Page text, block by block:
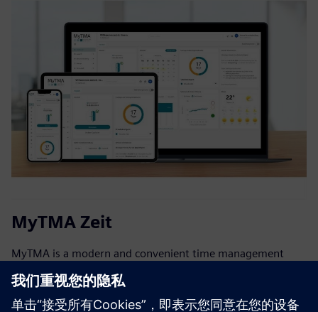
MyTMA Zeit
MyTMA is a modern and convenient time management
system including workflows and a user-based dashboard.
With MyTMA time and surcharge calculations can be
processed and prepared for payroll accounting.